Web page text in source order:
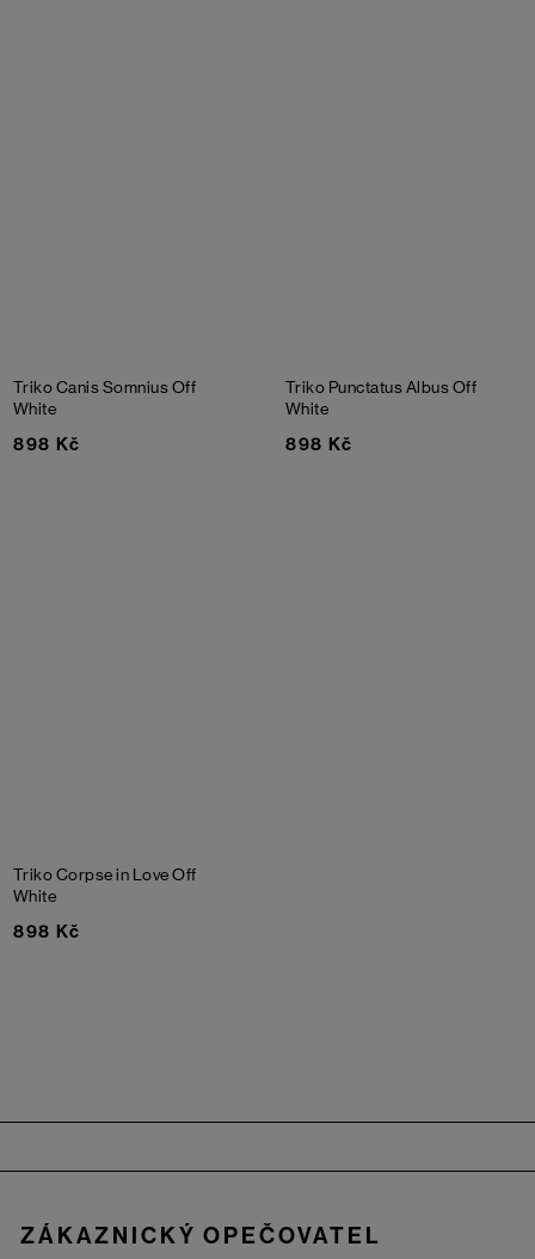
Triko Canis SomniusOff
White
898 Kč
Triko Punctatus AlbusOff
White
898 Kč
Triko Corpse in LoveOff
White
898 Kč
ZÁKAZNICKÝ OPEČOVATEL